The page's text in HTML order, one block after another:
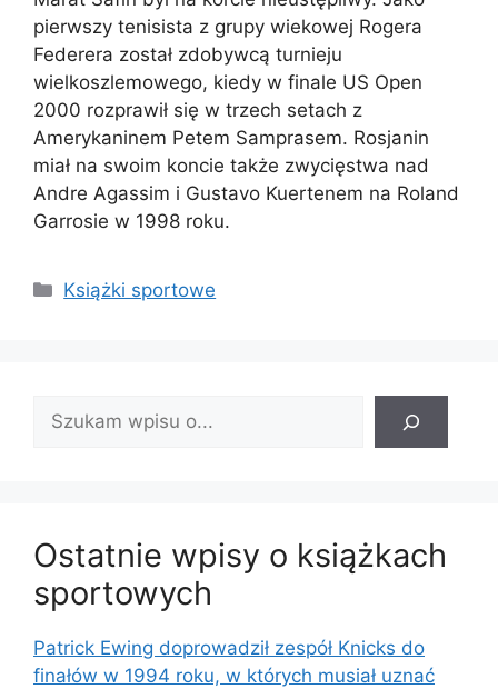
pierwszy tenisista z grupy wiekowej Rogera
Federera został zdobywcą turnieju
wielkoszlemowego, kiedy w finale US Open
2000 rozprawił się w trzech setach z
Amerykaninem Petem Samprasem. Rosjanin
miał na swoim koncie także zwycięstwa nad
Andre Agassim i Gustavo Kuertenem na Roland
Garrosie w 1998 roku.
Kategorie
Książki sportowe
Znajdź
wpis:
Ostatnie wpisy o książkach
sportowych
Patrick Ewing doprowadził zespół Knicks do
finałów w 1994 roku, w których musiał uznać